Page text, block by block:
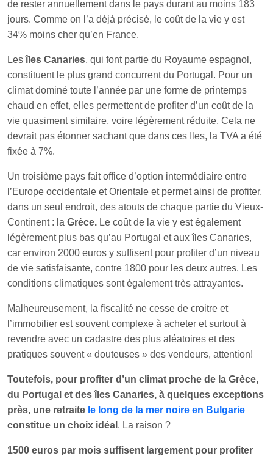
de rester annuellement dans le pays durant au moins 183
jours. Comme on l’a déjà précisé, le coût de la vie y est
34% moins cher qu’en France.
Lesîles Canaries, qui font partie du Royaume espagnol,
constituent le plus grand concurrent du Portugal. Pour un
climat dominé toute l’année par une forme de printemps
chaud en effet, elles permettent de profiter d’un coût de la
vie quasiment similaire, voire légèrement réduite. Cela ne
devrait pas étonner sachant que dans ces Iles, la TVA a été
fixée à 7%.
Un troisième pays fait office d’option intermédiaire entre
l’Europe occidentale et Orientale et permet ainsi de profiter,
dans un seul endroit, des atouts de chaque partie du Vieux-
Continent : la Grèce. Le coût de la vie y est également
légèrement plus bas qu’au Portugal et aux îles Canaries,
car environ 2000 euros y suffisent pour profiter d’un niveau
de vie satisfaisante, contre 1800 pour les deux autres. Les
conditions climatiques sont également très attrayantes.
Malheureusement, la fiscalité ne cesse de croitre et
l’immobilier est souvent complexe à acheter et surtout à
revendre avec un cadastre des plus aléatoires et des
pratiques souvent « douteuses » des vendeurs, attention!
Toutefois, pour profiter d’un climat proche de la Grèce,
du Portugal et des îles Canaries, à quelques exceptions
près, une retraite le long de la mer noire en Bulgarie
constitue un choix idéal . La raison ?
1500 euros par mois suffisent largement pour profiter